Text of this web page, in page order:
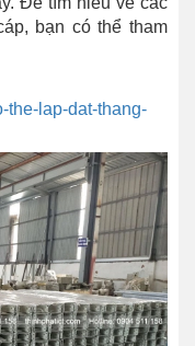
bạn có thể tham
the-lap-dat-thang-